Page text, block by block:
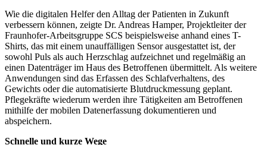
Wie die digitalen Helfer den Alltag der Patienten in Zukunft
verbessern können, zeigte Dr. Andreas Hamper, Projektleiter der
Fraunhofer-Arbeitsgruppe SCS beispielsweise anhand eines T-
Shirts, das mit einem unauffälligen Sensor ausgestattet ist, der
sowohl Puls als auch Herzschlag aufzeichnet und regelmäßig an
einen Datenträger im Haus des Betroffenen übermittelt. Als weitere
Anwendungen sind das Erfassen des Schlafverhaltens, des
Gewichts oder die automatisierte Blutdruckmessung geplant.
Pflegekräfte wiederum werden ihre Tätigkeiten am Betroffenen
mithilfe der mobilen Datenerfassung dokumentieren und
abspeichern.
Schnelle und kurze Wege